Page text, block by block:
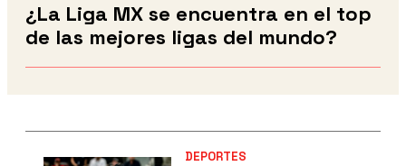
¿La Liga MX se encuentra en el top
de las mejores ligas del mundo?
DEPORTES